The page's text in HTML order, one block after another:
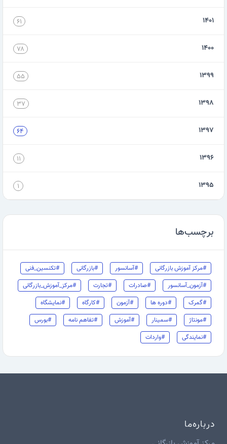
۱۴۰۱ ۶۱
۱۴۰۰ ۷۸
۱۳۹۹ ۵۵
۱۳۹۸ ۳۷
۱۳۹۷ ۶۴
۱۳۹۶ ۱۱
۱۳۹۵ ۱
برچسب‌ها
#مرکز آموزش بازرگانی #آسانسور #بازرگانی
#تکنسین_فنی
#آزمون_آسانسور
#صادرات #تجارت
#مرکز_آموزش_بازرگانی
#گمرک
#دوره ها #آزمون #کارگاه
#نمایشگاه
#مونتاژ
#سمینار #آموزش #تفاهم نامه
#بورس
#نمایندگی
#واردات
درباره‌ما